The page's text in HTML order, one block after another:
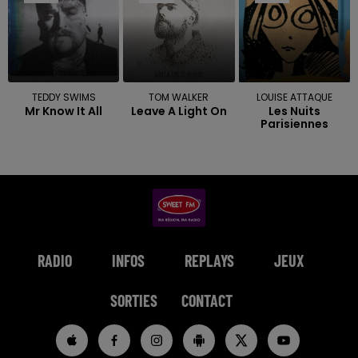
TEDDY SWIMS
Mr Know It All
TOM WALKER
Leave A Light On
LOUISE ATTAQUE
Les Nuits
Parisiennes
RADIO INFOS REPLAYS JEUX
SORTIES CONTACT